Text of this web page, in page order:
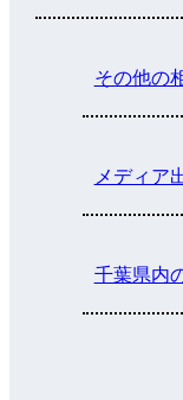
その他の
メディア
千葉県内